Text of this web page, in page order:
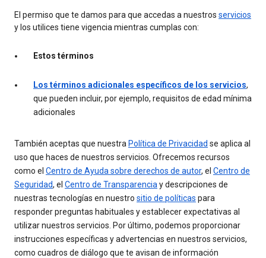
El permiso que te damos para que accedas a nuestros servicios
y los utilices tiene vigencia mientras cumplas con:
Estos términos
Los términos adicionales específicos de los servicios,
que pueden incluir, por ejemplo, requisitos de edad mínima
adicionales
También aceptas que nuestra Política de Privacidad se aplica al
uso que haces de nuestros servicios. Ofrecemos recursos
como el Centro de Ayuda sobre derechos de autor, el Centro de
Seguridad, el Centro de Transparencia y descripciones de
nuestras tecnologías en nuestro sitio de políticas para
responder preguntas habituales y establecer expectativas al
utilizar nuestros servicios. Por último, podemos proporcionar
instrucciones específicas y advertencias en nuestros servicios,
como cuadros de diálogo que te avisan de información